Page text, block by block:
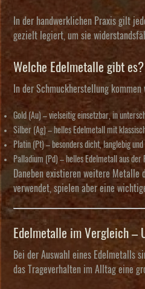
In der handwerklichen Praxis gilt
gezielt legiert , um sie
Welche Edelmetalle gibt es?
In der Schmuckherstellung
Gold (Au) – vielseitig einsetzbar, in
Silber (Ag)– helles Edelmetall mit
Platin (Pt) – besonders dicht, langlebig
Palladium (Pd) – helles Edelmetall aus der
Daneben existieren weitere Metalle
verwendet, spielen aber eine
Edelmetalle im Vergleich –
Bei der Auswahl eines Edelmetalls
das Trageverhalten im Alltag eine